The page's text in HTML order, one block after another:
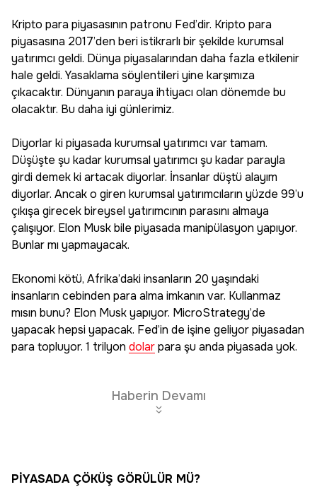
Kripto para piyasasının patronu Fed’dir. Kripto para
piyasasına 2017’den beri istikrarlı bir şekilde kurumsal
yatırımcı geldi. Dünya piyasalarından daha fazla etkilenir
hale geldi. Yasaklama söylentileri yine karşımıza
çıkacaktır. Dünyanın paraya ihtiyacı olan dönemde bu
olacaktır. Bu daha iyi günlerimiz.
Diyorlar ki piyasada kurumsal yatırımcı var tamam.
Düşüşte şu kadar kurumsal yatırımcı şu kadar parayla
girdi demek ki artacak diyorlar. İnsanlar düştü alayım
diyorlar. Ancak o giren kurumsal yatırımcıların yüzde 99’u
çıkışa girecek bireysel yatırımcının parasını almaya
çalışıyor. Elon Musk bile piyasada manipülasyon yapıyor.
Bunlar mı yapmayacak.
Ekonomi kötü, Afrika’daki insanların 20 yaşındaki
insanların cebinden para alma imkanın var. Kullanmaz
mısın bunu? Elon Musk yapıyor. MicroStrategy’de
yapacak hepsi yapacak. Fed’in de işine geliyor piyasadan
para topluyor. 1 trilyon dolarpara şu anda piyasada yok.
Haberin Devamı
PİYASADA ÇÖKÜŞ GÖRÜLÜR MÜ?